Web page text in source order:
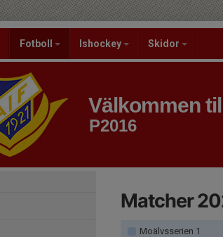
Fotboll Ishockey Skidor
Välkommen
P2016
Matcher
Moälvsserien 1